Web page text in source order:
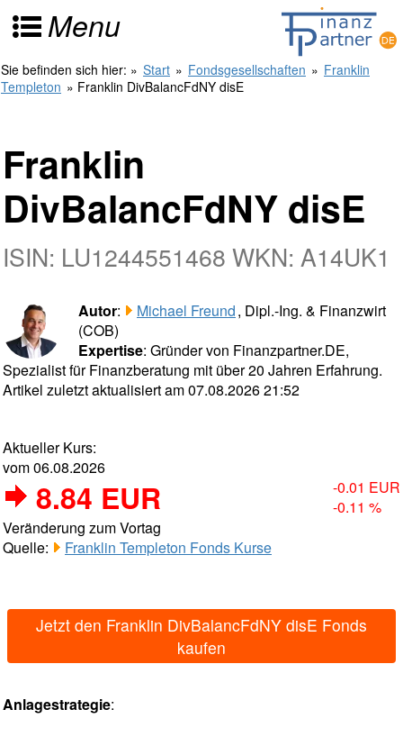
Menu
Sie befinden sich hier: » Start » Fondsgesellschaften » Franklin
Templeton » Franklin DivBalancFdNY disE
Franklin
DivBalancFdNY disE
ISIN: LU1244551468 WKN: A14UK1
Autor: Michael Freund, Dipl.-Ing. & Finanzwirt
(COB)
Expertise: Gründer von Finanzpartner.DE,
Spezialist für Finanzberatung mit über 20 Jahren Erfahrung.
Artikel zuletzt aktualisiert am 07.08.2026 21:52
Aktueller Kurs:
vom 06.08.2026
8.84 EUR
-0.01 EUR
-0.11 %
Veränderung zum Vortag
Quelle:
Franklin Templeton Fonds Kurse
Jetzt den Franklin DivBalancFdNY disE Fonds
kaufen
Anlagestrategie: